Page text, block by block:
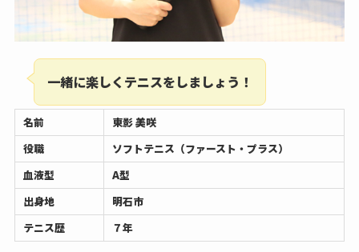
一緒に楽しくテニスをしましょう！
名前
東影 美咲
役職
ソフトテニス（ファースト・プラス）
血液型
A型
出身地
明石市
テニス歴
７年